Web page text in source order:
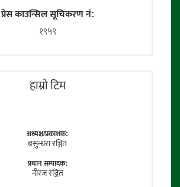
प्रेस काउन्सिल सूचिकरण नं:
१९५९
हाम्राे टिम
अध्यक्ष/प्रकाशक:
बसुन्धरा रञ्जित
प्रधान सम्पादक:
नीरज रञ्जित